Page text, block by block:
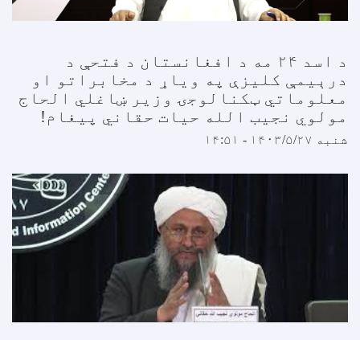
د اسد ۲۴ مه د افغانستان د فتحې د
درېیمې کلیزې په ویاړ د مخابراتو او
معلوماتي ټکنالوجۍ وزیر ښاغلي الحاج
مولوي نجیب الله حیات حقاني پیغام!
شنبه ۱۴۰۳/۵/۲۷ - ۱۴:۵۱